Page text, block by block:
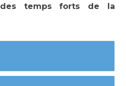
temps forts de la